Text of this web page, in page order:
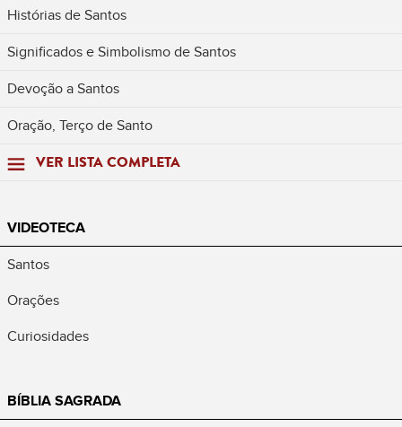
Histórias de Santos
Significados e Simbolismo de Santos
Devoção a Santos
Oração, Terço de Santo
VER LISTA COMPLETA
VIDEOTECA
Santos
Orações
Curiosidades
BÍBLIA SAGRADA